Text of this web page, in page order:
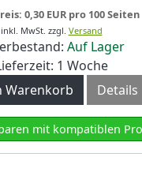
0,30 EUR pro 100 Seiten
inkl. MwSt. zzgl. Versand
Auf Lager
1 Woche
Warenkorb
Details
mit kompatiblen